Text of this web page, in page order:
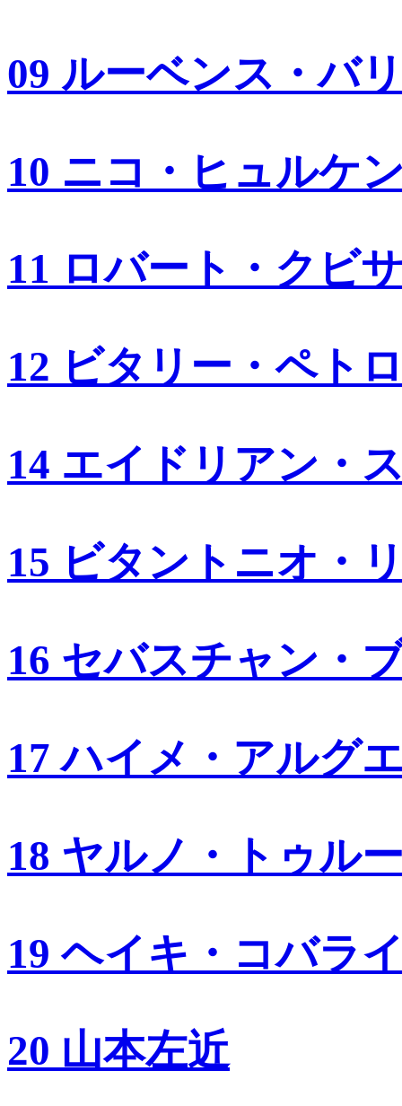
09 ルーベンス・バ
10 ニコ・ヒュルケ
11 ロバート・クビ
12 ビタリー・ペト
14 エイドリアン・
15 ビタントニオ・
16 セバスチャン・
17 ハイメ・アルグ
18 ヤルノ・トゥル
19 ヘイキ・コバラ
20 山本左近